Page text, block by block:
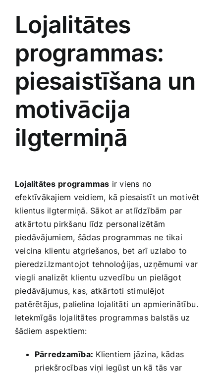
Lojalitātes
programmas:
piesaistīšana un
motivācija
ilgtermiņā
Lojalitātes ⁢programmas ‌ir viens‌ no
efektīvākajiem veidiem, kā piesaistīt un motivēt
klientus ilgtermiņā. Sākot ar atlīdzībām par
atkārtotu pirkšanu līdz ​personalizētām
piedāvājumiem, ⁣šādas programmas‍ ne tikai
veicina klientu atgriešanos, bet arī ⁣uzlabo to
pieredzi.Izmantojot tehnoloģijas,‌ uzņēmumi var
viegli analizēt‍ klientu uzvedību un ⁣pielāgot
piedāvājumus, kas,‌ atkārtoti​ stimulējot
patērētājus, ⁢palielina lojalitāti⁢ un ⁣apmierinātību.
Ietekmīgās lojalitātes ‌programmas balstās uz
šādiem aspektiem:
Pārredzamība: Klientiem jāzina,⁢ kādas ​
priekšrocības viņi iegūst ⁢un kā tās​ var